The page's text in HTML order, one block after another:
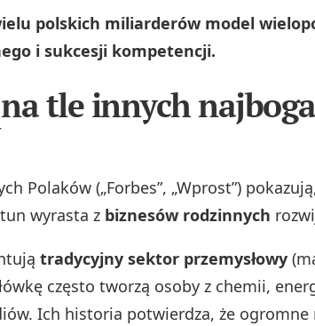
polskich miliarderów model
i sukcesji kompetencji.
na tle innych
Polaków („Forbes”, „Wprost”)
wyrasta z biznesów rodzinnych
tradycyjny sektor przemysłowy
często tworzą osoby z chemii,
Ich historia potwierdza, że